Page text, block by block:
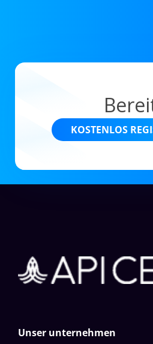
KOSTENLOS
Unser unternehmen